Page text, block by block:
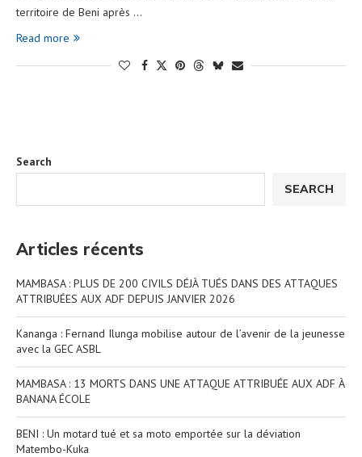
territoire de Beni après …
Read more
Search
SEARCH
Articles récents
MAMBASA : PLUS DE 200 CIVILS DÉJÀ TUÉS DANS DES ATTAQUES
ATTRIBUÉES AUX ADF DEPUIS JANVIER 2026
Kananga : Fernand Ilunga mobilise autour de l’avenir de la jeunesse
avec la GEC ASBL
MAMBASA : 13 MORTS DANS UNE ATTAQUE ATTRIBUÉE AUX ADF À
BANANA ÉCOLE
BENI : Un motard tué et sa moto emportée sur la déviation
Matembo-Kuka